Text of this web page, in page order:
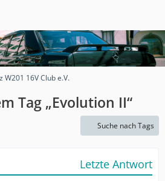
W201 16V Club e.V.
Tag „Evolution II“
Suche nach Tags
Letzte Antwort